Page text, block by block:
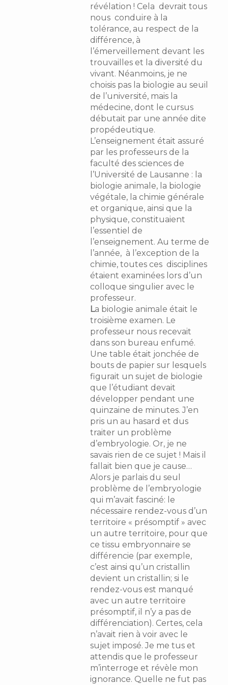
révélation ! Cela devrait tous
nous conduire à la
tolérance, au respect de la
différence, à
l’émerveillement devant les
trouvailles et la diversité du
vivant. Néanmoins, je ne
choisis pas la biologie au seuil
de l’université, mais la
médecine, dont le cursus
débutait par une année dite
propédeutique.
L’enseignement était assuré
par les professeurs de la
faculté des sciences de
l’Université de Lausanne : la
biologie animale, la biologie
végétale, la chimie générale
et organique, ainsi que la
physique, constituaient
l’essentiel de
l’enseignement. Au terme de
l’année, à l’exception de la
chimie, toutes ces disciplines
étaient examinées lors d’un
colloque singulier avec le
professeur.
La biologie animale était le
troisième examen. Le
professeur nous recevait
dans son bureau enfumé.
Une table était jonchée de
bouts de papier sur lesquels
figurait un sujet de biologie
que l’étudiant devait
développer pendant une
quinzaine de minutes. J’en
pris un au hasard et dus
traiter un problème
d’embryologie. Or, je ne
savais rien de ce sujet ! Mais il
fallait bien que je cause…
Alors je parlais du seul
problème de l’embryologie
qui m’avait fasciné: le
nécessaire rendez-vous d’un
territoire « présomptif » avec
un autre territoire, pour que
ce tissu embryonnaire se
différencie (par exemple,
c’est ainsi qu’un cristallin
devient un cristallin; si le
rendez-vous est manqué
avec un autre territoire
présomptif, il n’y a pas de
différenciation). Certes, cela
n’avait rien à voir avec le
sujet imposé. Je me tus et
attendis que le professeur
m’interroge et révèle mon
ignorance. Quelle ne fut pas